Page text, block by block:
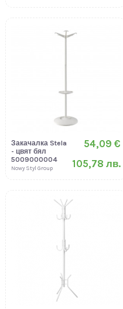
Закачалка Stela
- цвят бял
5009000004
Nowy Styl Group
54,09 €
105,78 лв.